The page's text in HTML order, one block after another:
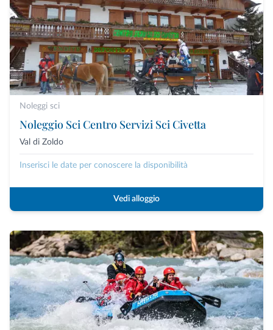
Noleggi sci
Noleggio Sci Centro Servizi Sci Civetta
Val di Zoldo
Inserisci le date per conoscere la disponibilità
Vedi alloggio